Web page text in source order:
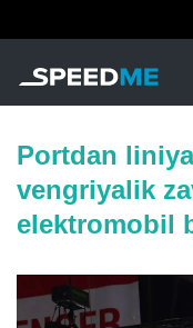
Portdan
vengriyalik
elektromobil